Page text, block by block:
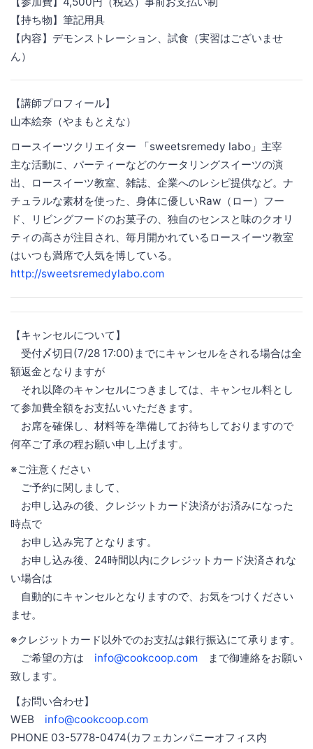
【持ち物】筆記用具
【内容】デモンストレーション、試食（実習はございませ
ん）
【講師プロフィール】
山本絵奈（やまもとえな）
ロースイーツクリエイター 「sweetsremedy labo」主宰
主な活動に、パーティーなどのケータリングスイーツの演
出、ロースイーツ教室、雑誌、企業へのレシピ提供など。ナ
チュラルな素材を使った、身体に優しいRaw（ロー）フー
ド、リビングフードのお菓子の、独自のセンスと味のクオリ
ティの高さが注目され、毎月開かれているロースイーツ教室
はいつも満席で人気を博している。
http://sweetsremedylabo.com
【キャンセルについて】
受付〆切日(7/28 17:00)までにキャンセルをされる場合は全
額返金となりますが
それ以降のキャンセルにつきましては、キャンセル料とし
て参加費全額をお支払いいただきます。
お席を確保し、材料等を準備してお待ちしておりますので
何卒ご了承の程お願い申し上げます。
※ご注意ください
ご予約に関しまして、
お申し込みの後、クレジットカード決済がお済みになった
時点で
お申し込み完了となります。
お申し込み後、24時間以内にクレジットカード決済されな
い場合は
自動的にキャンセルとなりますので、お気をつけください
ませ。
※クレジットカード以外でのお支払は銀行振込にて承ります。
ご希望の方は info@cookcoop.com まで御連絡をお願い
致します。
【お問い合わせ】
WEB info@cookcoop.com
PHONE 03-5778-0474(カフェカンパニーオフィス内